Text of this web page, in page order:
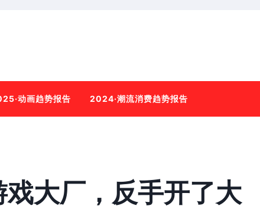
动画趋势报告 2024·潮流消费趋势报告
大厂，反手开了大